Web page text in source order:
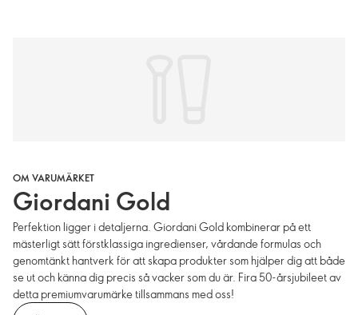
OM VARUMÄRKET
Giordani Gold
Perfektion ligger i detaljerna. Giordani Gold kombinerar på ett
mästerligt sätt förstklassiga ingredienser, vårdande formulas och
genomtänkt hantverk för att skapa produkter som hjälper dig att både
se ut och känna dig precis så vacker som du är. Fira 50-årsjubileet av
detta premiumvarumärke tillsammans med oss!